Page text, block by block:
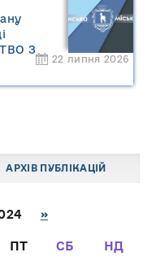
З
22 липня 2026
АРХІВ ПУБЛІКАЦІЙ
»
ПТ СБ
НД